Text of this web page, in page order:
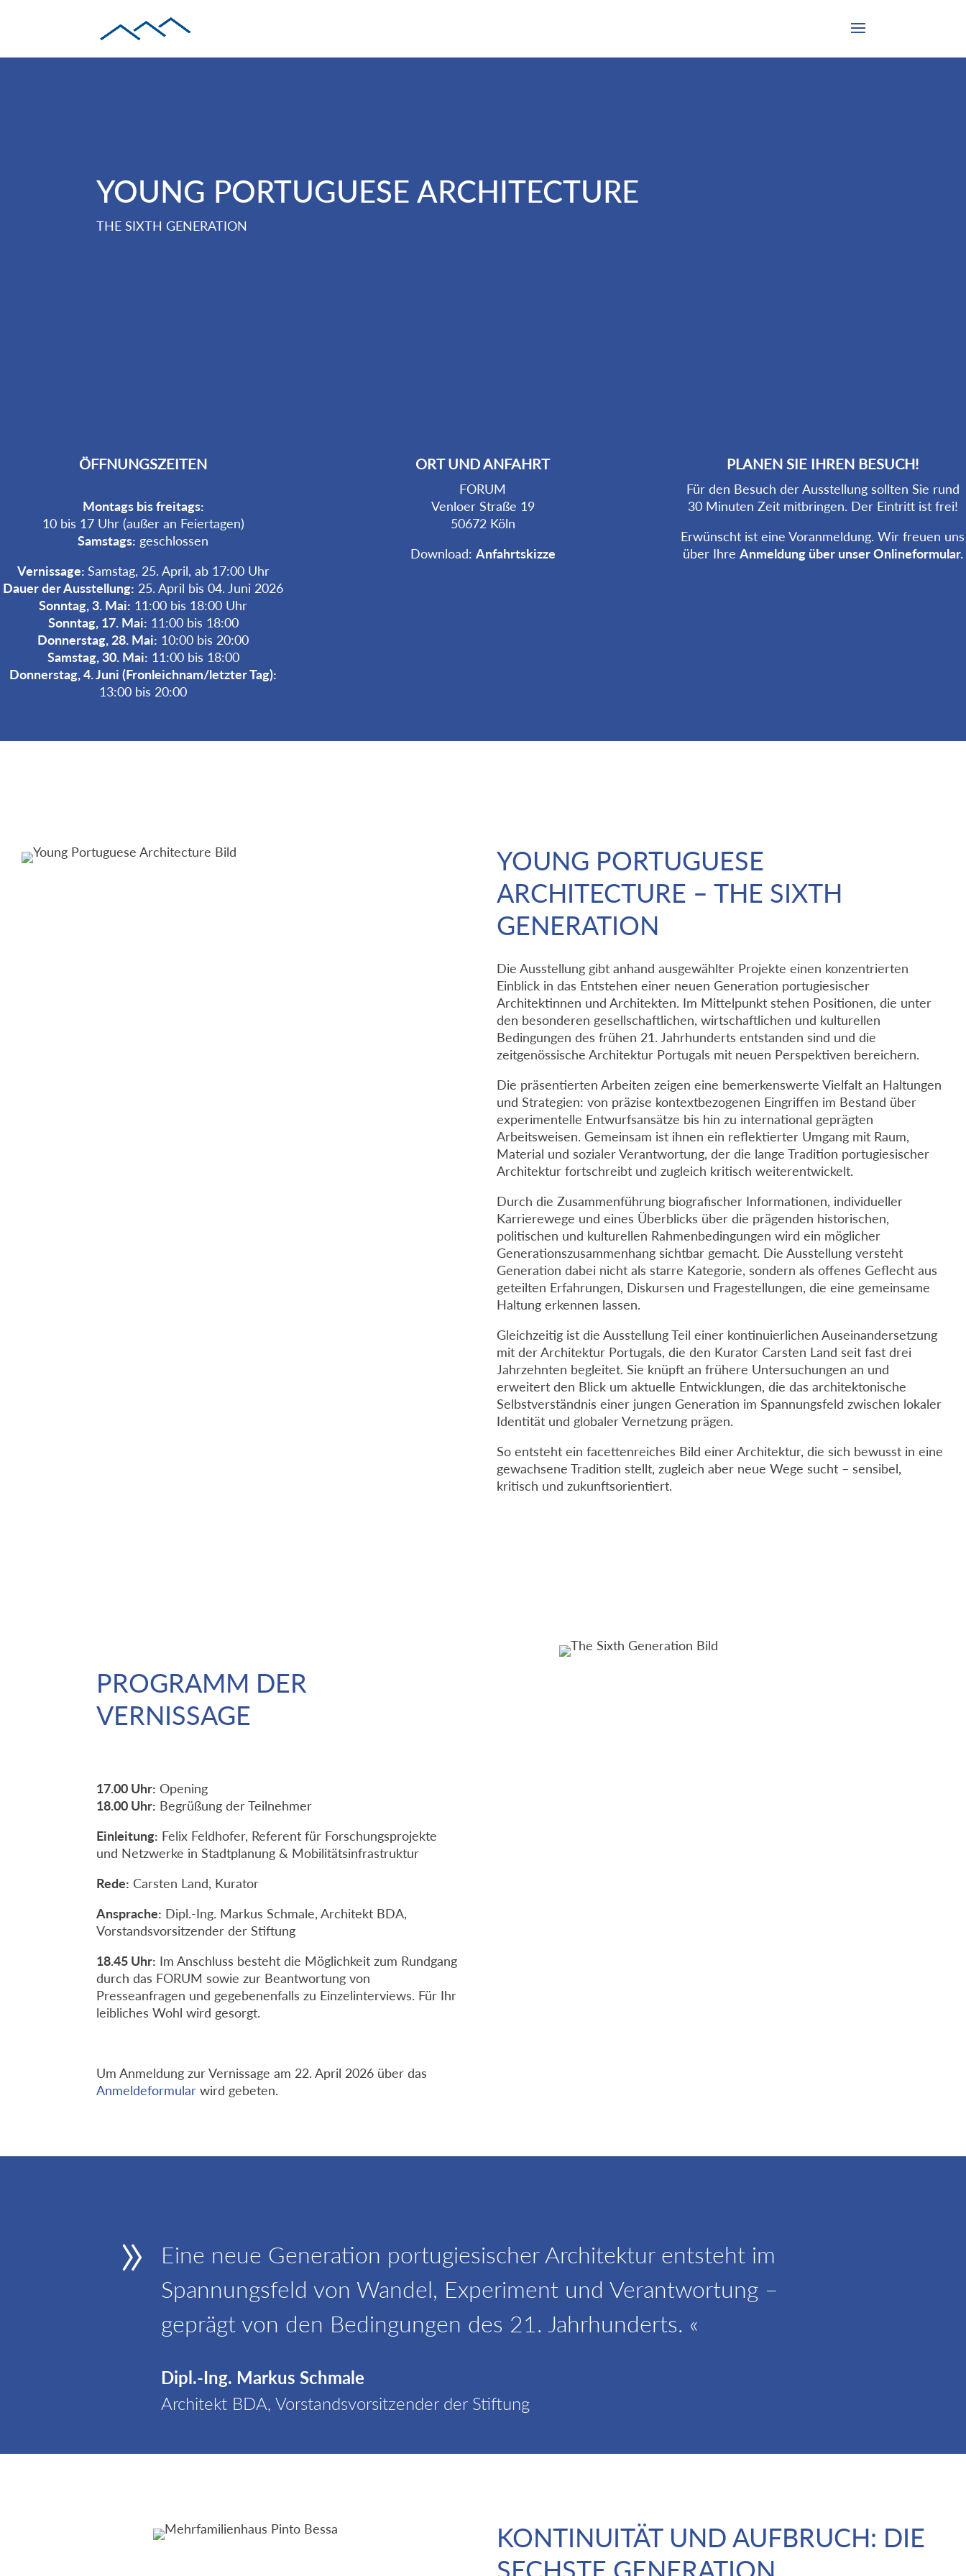
YOUNG PORTUGUESE ARCHITECTURE
THE SIXTH GENERATION
ÖFFNUNGSZEITEN
Montags bis freitags:
10 bis 17 Uhr (außer an Feiertagen)
Samstags: geschlossen
Vernissage: Samstag, 25. April, ab 17:00 Uhr
Dauer der Ausstellung: 25. April bis 04. Juni 2026
Sonntag, 3. Mai: 11:00 bis 18:00 Uhr
Sonntag, 17. Mai: 11:00 bis 18:00
Donnerstag, 28. Mai: 10:00 bis 20:00
Samstag, 30. Mai: 11:00 bis 18:00
Donnerstag, 4. Juni (Fronleichnam/letzter Tag):
13:00 bis 20:00
ORT UND ANFAHRT
FORUM
Venloer Straße 19
50672 Köln
Download: Anfahrtskizze
PLANEN SIE IHREN BESUCH!
Für den Besuch der Ausstellung sollten Sie rund
30 Minuten Zeit mitbringen. Der Eintritt ist frei!
Erwünscht ist eine Voranmeldung. Wir freuen uns
über Ihre Anmeldung über unser Onlineformular.
YOUNG PORTUGUESE
ARCHITECTURE – THE SIXTH
GENERATION
Die Ausstellung gibt anhand ausgewählter Projekte einen konzentrierten
Einblick in das Entstehen einer neuen Generation portugiesischer
Architektinnen und Architekten. Im Mittelpunkt stehen Positionen, die unter
den besonderen gesellschaftlichen, wirtschaftlichen und kulturellen
Bedingungen des frühen 21. Jahrhunderts entstanden sind und die
zeitgenössische Architektur Portugals mit neuen Perspektiven bereichern.
Die präsentierten Arbeiten zeigen eine bemerkenswerte Vielfalt an Haltungen
und Strategien: von präzise kontextbezogenen Eingriffen im Bestand über
experimentelle Entwurfsansätze bis hin zu international geprägten
Arbeitsweisen. Gemeinsam ist ihnen ein reflektierter Umgang mit Raum,
Material und sozialer Verantwortung, der die lange Tradition portugiesischer
Architektur fortschreibt und zugleich kritisch weiterentwickelt.
Durch die Zusammenführung biografischer Informationen, individueller
Karrierewege und eines Überblicks über die prägenden historischen,
politischen und kulturellen Rahmenbedingungen wird ein möglicher
Generationszusammenhang sichtbar gemacht. Die Ausstellung versteht
Generation dabei nicht als starre Kategorie, sondern als offenes Geflecht aus
geteilten Erfahrungen, Diskursen und Fragestellungen, die eine gemeinsame
Haltung erkennen lassen.
Gleichzeitig ist die Ausstellung Teil einer kontinuierlichen Auseinandersetzung
mit der Architektur Portugals, die den Kurator Carsten Land seit fast drei
Jahrzehnten begleitet. Sie knüpft an frühere Untersuchungen an und
erweitert den Blick um aktuelle Entwicklungen, die das architektonische
Selbstverständnis einer jungen Generation im Spannungsfeld zwischen lokaler
Identität und globaler Vernetzung prägen.
So entsteht ein facettenreiches Bild einer Architektur, die sich bewusst in eine
gewachsene Tradition stellt, zugleich aber neue Wege sucht – sensibel,
kritisch und zukunftsorientiert.
PROGRAMM DER
VERNISSAGE
17.00 Uhr: Opening
18.00 Uhr: Begrüßung der Teilnehmer
Einleitung: Felix Feldhofer, Referent für Forschungsprojekte
und Netzwerke in Stadtplanung & Mobilitätsinfrastruktur
Rede: Carsten Land, Kurator
Ansprache: Dipl.-Ing. Markus Schmale, Architekt BDA,
Vorstandsvorsitzender der Stiftung
18.45 Uhr: Im Anschluss besteht die Möglichkeit zum Rundgang
durch das FORUM sowie zur Beantwortung von
Presseanfragen und gegebenenfalls zu Einzelinterviews. Für Ihr
leibliches Wohl wird gesorgt.
Um Anmeldung zur Vernissage am 22. April 2026 über das
Anmeldeformular wird gebeten.
»
Eine neue Generation portugiesischer Architektur entsteht im
Spannungsfeld von Wandel, Experiment und Verantwortung –
geprägt von den Bedingungen des 21. Jahrhunderts. «
Dipl.-Ing. Markus Schmale
Architekt BDA, Vorstandsvorsitzender der Stiftung
KONTINUITÄT UND AUFBRUCH: DIE
SECHSTE GENERATION